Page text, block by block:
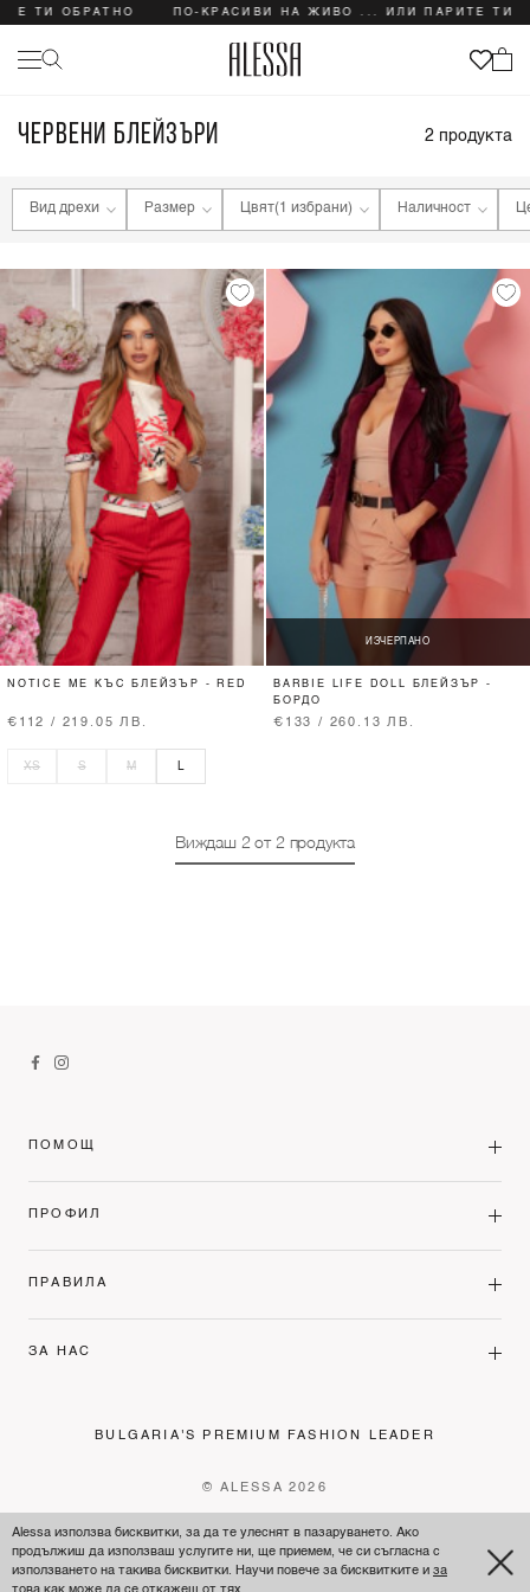
ТИ ОБРАТНО ПО-КРАСИВИ НА ЖИВО ... ИЛИ ПАРИТЕ ТИ
ЧЕРВЕНИ БЛЕЙЗЪРИ 2продукта
Вид дрехи Размер Цвят(1 избрани) Наличност
NOTICE ME КЪС БЛЕЙЗЪР - RED
€112 / 219.05 ЛВ.
XS S M
ИЗЧЕРПАНО
BARBIE LIFE DOLL БЛЕЙЗЪР -
БОРДО
€133 / 260.13 ЛВ.
Виждаш 2 от 2 продукта
Alessa използва бисквитки, за да те улеснят в пазаруването. Ако
продължиш да използваш услугите ни, ще приемем, че си съгласна с
използването на такива бисквитки. Научи повече за бисквитките и за
ПОМОЩ
ПРОФИЛ
ПРАВИЛА
ЗА НАС
BULGARIA'S PREMIUM FASHION LEADER
© ALESSA 2026